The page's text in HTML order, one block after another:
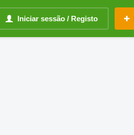
Iniciar sessão / Registo